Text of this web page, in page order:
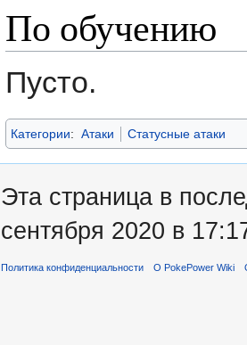
По обучению
Пусто.
Категории: Атаки Статусные атаки
Эта страница в
сентября 2020 в
Политика конфиденциальности О PokePower Wiki